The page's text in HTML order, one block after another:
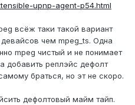
upnp-agent-p54.html
всёж таки такой вариант
чем mpeg_ts. Одна
mpeg чистый и не понимает
добавить реплэйс дефолт
браться, но эт не скоро.
дефолтовый майм тайп.